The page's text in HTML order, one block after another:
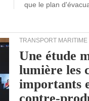
que le plan
TRANSPORT MARITIME
Une étude
lumière les
importants